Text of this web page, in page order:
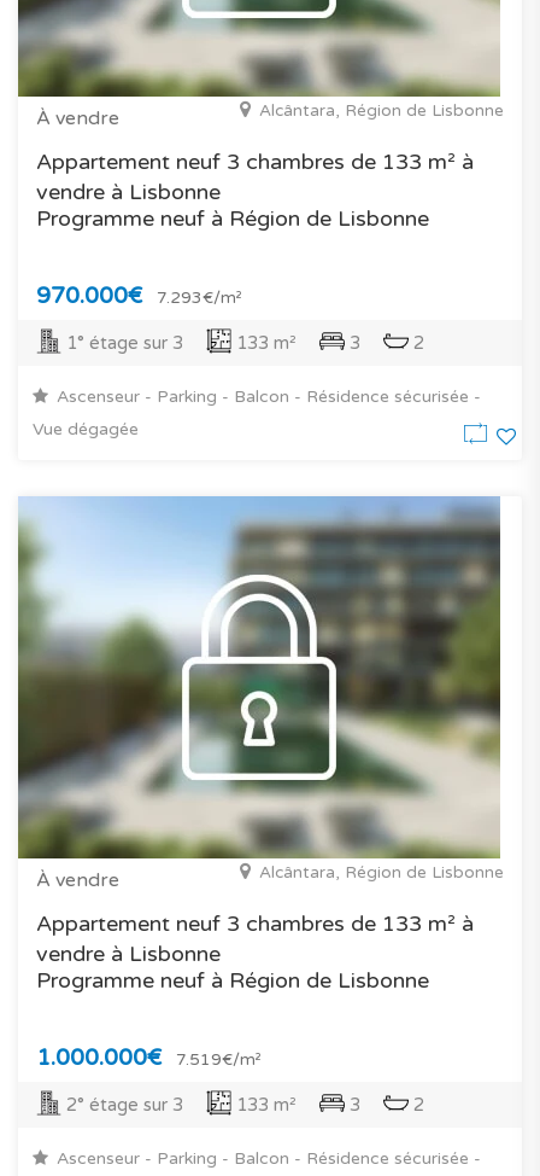
À vendre Alcântara, Région de Lisbonne
Appartement neuf 3 chambres de 133 m² à
vendre à Lisbonne
Programme neuf à Région de Lisbonne
970.000€ 7.293€/m²
1° étage sur 3 133 m² 3 2
Ascenseur - Parking - Balcon - Résidence sécurisée -
Vue dégagée
À vendre Alcântara, Région de Lisbonne
Appartement neuf 3 chambres de 133 m² à
vendre à Lisbonne
Programme neuf à Région de Lisbonne
1.000.000€ 7.519€/m²
2° étage sur 3 133 m² 3 2
Ascenseur - Parking - Balcon - Résidence sécurisée -